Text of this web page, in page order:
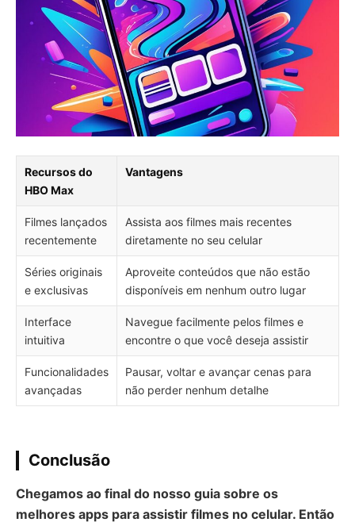
Recursos do
HBO Max
Vantagens
Filmes lançados
recentemente
Assista aos filmes mais recentes
diretamente no seu celular
Séries originais
e exclusivas
Aproveite conteúdos que não estão
disponíveis em nenhum outro lugar
Interface
intuitiva
Navegue facilmente pelos filmes e
encontre o que você deseja assistir
Funcionalidades
avançadas
Pausar, voltar e avançar cenas para
não perder nenhum detalhe
Conclusão
Chegamos ao final do nosso guia sobre os
melhores apps para assistir filmes no celular. Então